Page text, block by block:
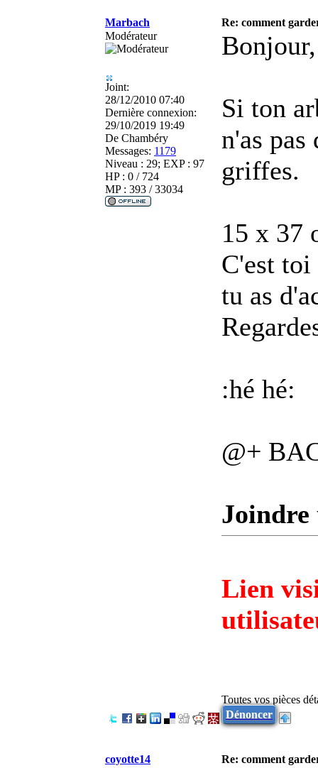
Marbach
Re: comment
Modérateur
Joint:
28/12/2010 07:40
Dernière connexion:
29/10/2019 19:49
De Chambéry
Messages: 1179
Niveau : 29; EXP : 97
HP : 0 / 724
MP : 393 / 33034
Si ton
n'as pas
griffes.
15 x 37
C'est
tu as
:hé hé:
@+
Lien
Toutes vos pièces
Dénoncer
coyotte14
Re: comment